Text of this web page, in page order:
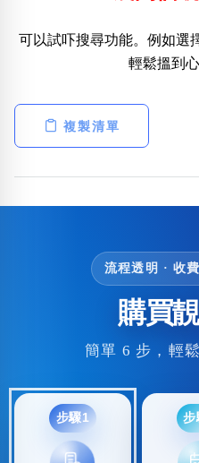
可以試吓搜尋功能。例如選
輕鬆搵到
複製清單
流程透明 · 收
購買
簡單 6 步，輕
步驟1 步